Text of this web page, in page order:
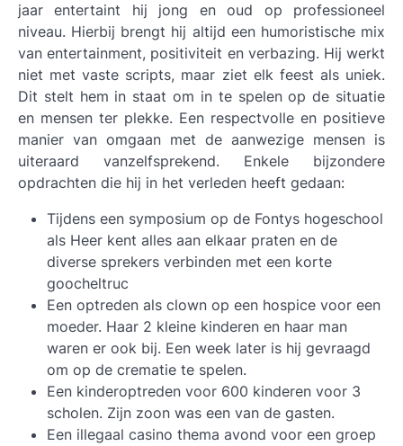
jaar entertaint hij jong en oud op professioneel
niveau. Hierbij brengt hij altijd een humoristische mix
van entertainment, positiviteit en verbazing. Hij werkt
niet met vaste scripts, maar ziet elk feest als uniek.
Dit stelt hem in staat om in te spelen op de situatie
en mensen ter plekke. Een respectvolle en positieve
manier van omgaan met de aanwezige mensen is
uiteraard vanzelfsprekend. Enkele bijzondere
opdrachten die hij in het verleden heeft gedaan:
Tijdens een symposium op de Fontys hogeschool
als Heer kent alles aan elkaar praten en de
diverse sprekers verbinden met een korte
goocheltruc
Een optreden als clown op een hospice voor een
moeder. Haar 2 kleine kinderen en haar man
waren er ook bij. Een week later is hij gevraagd
om op de crematie te spelen.
Een kinderoptreden voor 600 kinderen voor 3
scholen. Zijn zoon was een van de gasten.
Een illegaal casino thema avond voor een groep